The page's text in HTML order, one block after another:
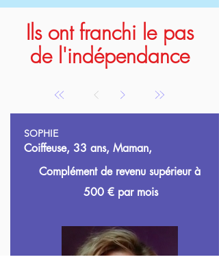
Ils ont franchi le pas
de l'indépendance
SOPHIE
Coiffeuse, 33 ans, Maman,
Complément de revenu supérieur à
500 € par mois